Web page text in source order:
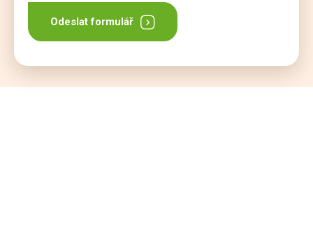
Odeslat formulář